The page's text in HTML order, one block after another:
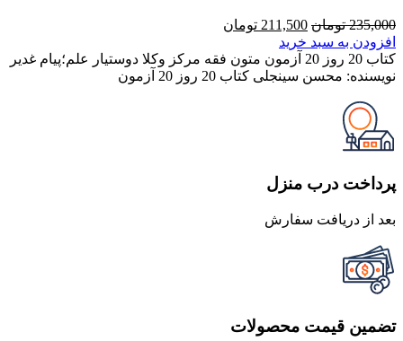
235,000 تومان قیمت
اصلی
235,000 تومان
بود.
211,500 تومان
211,500 تومان
است.
افزودن به سبد خرید
کتاب 20 روز 20 آزمون متون فقه مرکز وکلا دوستیار علم؛پیام غدیر
نویسنده: محسن سینجلی کتاب 20 روز 20 آزمون
پرداخت درب منزل
بعد از دریافت سفارش
تضمین قیمت محصولات